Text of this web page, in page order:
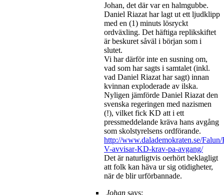
Johan, det där var en halmgubbe.
Daniel Riazat har lagt ut ett ljudklipp
med en (1) minuts lösryckt
ordväxling. Det häftiga replikskiftet
är beskuret såväl i början som i
slutet.
Vi har därför inte en susning om,
vad som har sagts i samtalet (inkl.
vad Daniel Riazat har sagt) innan
kvinnan exploderade av ilska.
Nyligen jämförde Daniel Riazat den
svenska regeringen med nazismen
(!), vilket fick KD att i ett
pressmeddelande kräva hans avgång
som skolstyrelsens ordförande.
http://www.dalademokraten.se/Falun/
V-avvisar-KD-krav-pa-avgang/
Det är naturligtvis oerhört beklagligt
att folk kan häva ur sig otidigheter,
när de blir urförbannade.
Johan says: